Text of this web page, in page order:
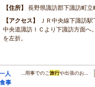
住所
長野県諏訪郡下諏訪町立
アクセス
ＪＲ中央線下諏訪
中央道諏訪ＩＣより下諏訪方面へ
を左折。
人
事
…用事でのご旅行や出張のお…